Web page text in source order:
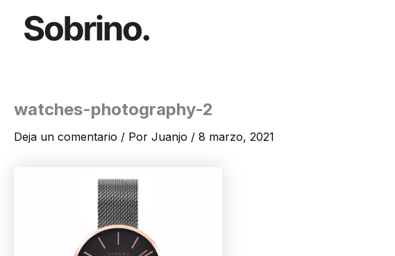
contenido
watches-photography-2
Deja un comentario / Por Juanjo / 8 marzo, 2021